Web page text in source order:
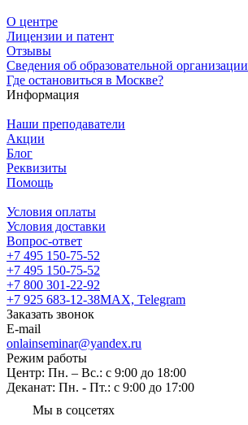
О центре
Лицензии и патент
Отзывы
Сведения об образовательной организации
Где остановиться в Москве?
Информация
Наши преподаватели
Акции
Блог
Реквизиты
Помощь
Условия оплаты
Условия доставки
Вопрос-ответ
+7 495 150-75-52
+7 495 150-75-52
+7 800 301-22-92
+7 925 683-12-38MAX, Telegram
Заказать звонок
E-mail
onlainseminar@yandex.ru
Режим работы
Центр: Пн. – Вс.: с 9:00 до 18:00
Деканат: Пн. - Пт.: с 9:00 до 17:00
Мы в соцсетях